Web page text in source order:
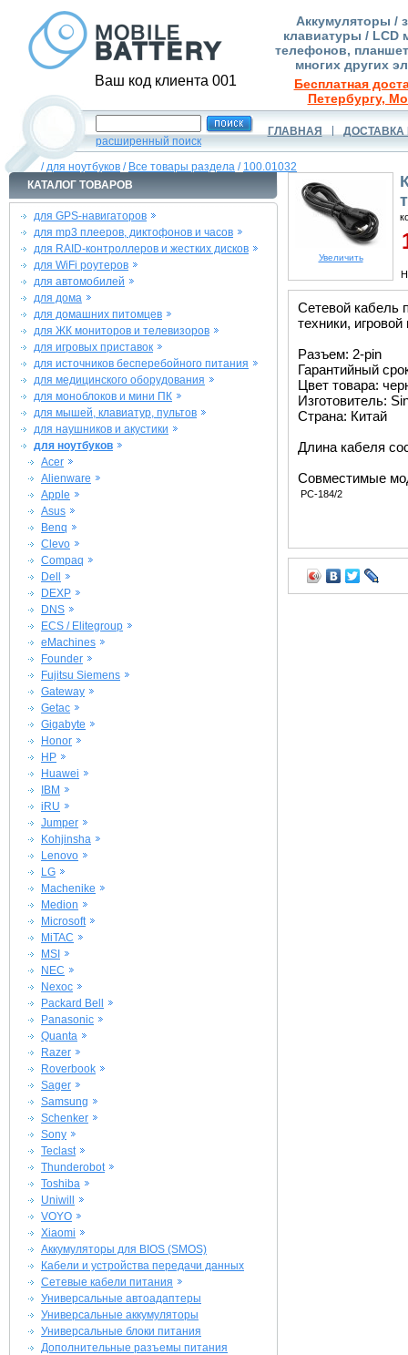
Ваш код клиента 001
Аккумуляторы /
клавиатуры / LCD
телефонов,
многих других
Бесплатная
Петербургу,
расширенный поиск
ГЛАВНАЯ ДОСТАВКА
/для ноутбуков / Все товары раздела / 100.01032
КАТАЛОГ ТОВАРОВ
для GPS-навигаторов
для mp3 плееров, диктофонов и часов
для RAID-контроллеров и жестких дисков
для WiFi роутеров
для автомобилей
для дома
для домашних питомцев
для ЖК мониторов и телевизоров
для игровых приставок
для источников бесперебойного питания
для медицинского оборудования
для моноблоков и мини ПК
для мышей, клавиатур, пультов
для наушников и акустики
для ноутбуков
Acer
Alienware
Apple
Asus
Benq
Clevo
Compaq
Dell
DEXP
DNS
ECS / Elitegroup
eMachines
Founder
Fujitsu Siemens
Gateway
Getac
Gigabyte
Honor
HP
Huawei
IBM
iRU
Jumper
Kohjinsha
Lenovo
LG
Machenike
Medion
Microsoft
MiTAC
MSI
NEC
Nexoc
Packard Bell
Panasonic
Quanta
Razer
Roverbook
Sager
Samsung
Schenker
Sony
Teclast
Thunderobot
Toshiba
Uniwill
VOYO
Xiaomi
Аккумуляторы для BIOS (SMOS)
Кабели и устройства передачи данных
Сетевые кабели питания
Универсальные автоадаптеры
Универсальные аккумуляторы
Универсальные блоки питания
Дополнительные разъемы питания
Увеличить
Сетевой кабель
техники,
Разъем: 2-pin
Гарантийный
Цвет товара:
Изготовитель:
Страна: Китай
Длина кабеля
Совместимые
PC-184/2